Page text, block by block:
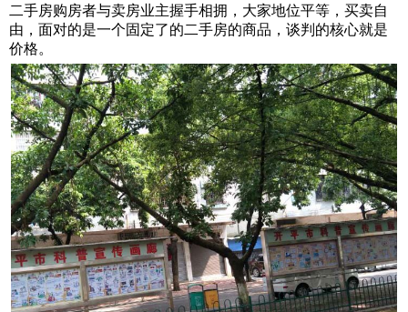
二手房购房者与卖房业主握手相拥，大家地位平等，买卖自
由，面对的是一个固定了的二手房的商品，谈判的核心就是
价格。